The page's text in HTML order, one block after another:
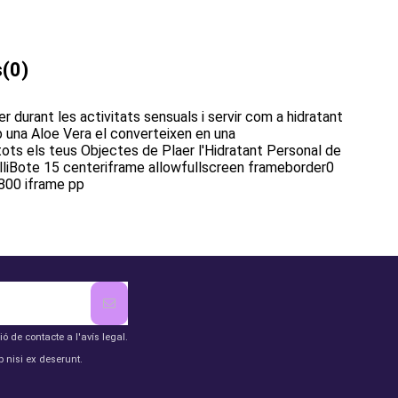
(0)
durant les activitats sensuals i servir com a hidratant
Aloe Vera el converteixen en una
els teus Objectes de Plaer l'Hidratant Personal de
15 centeriframe allowfullscreen frameborder0
iframe pp
de contacte a l'avís legal.
nisi ex deserunt.